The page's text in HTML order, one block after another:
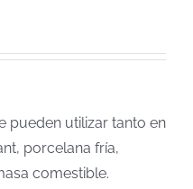
pueden utilizar tanto en
porcelana fría,
comestible.